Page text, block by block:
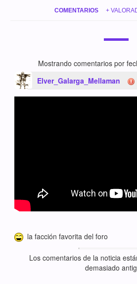
COMENTARIOS +
Mostrando comentarios por
Elver_Galarga_Mellaman
la facción favorita del foro
Los comentarios de la noticia
demasiado